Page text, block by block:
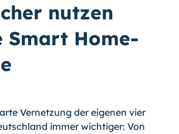
nutzen
Smart Home-
Vernetzung der eigenen vier
immer wichtiger: Von